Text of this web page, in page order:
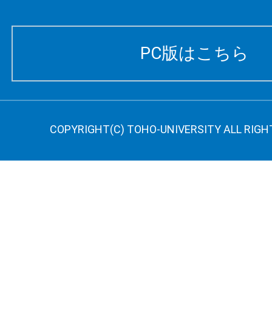
PC版はこちら
COPYRIGHT(C) TOHO-UNIVERSITY ALL